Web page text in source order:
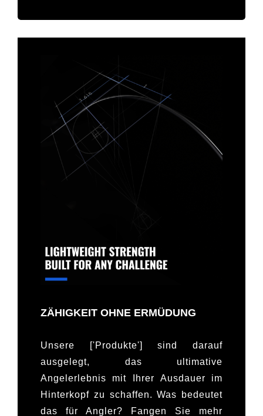
ZÄHIGKEIT OHNE ERMÜDUNG
Unsere ['Produkte'] sind darauf
ausgelegt, das ultimative
Angelerlebnis mit Ihrer Ausdauer im
Hinterkopf zu schaffen. Was bedeutet
das für Angler? Fangen Sie mehr